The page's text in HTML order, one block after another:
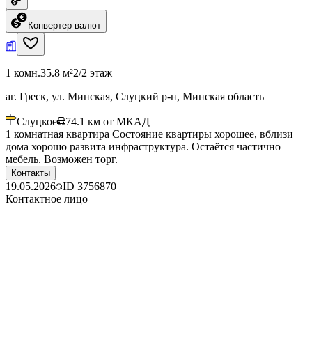
Конвертер валют
1 комн.35.8 м²2/2 этаж
аг. Греск, ул. Минская, Слуцкий р-н, Минская область
Слуцкое 74.1 км от МКАД
1 комнатная квартира Состояние квартиры хорошее, вблизи
дома хорошо развита инфраструктура. Остаётся частично
мебель. Возможен торг.
Контакты
19.05.2026 ID 3756870
Контактное лицо